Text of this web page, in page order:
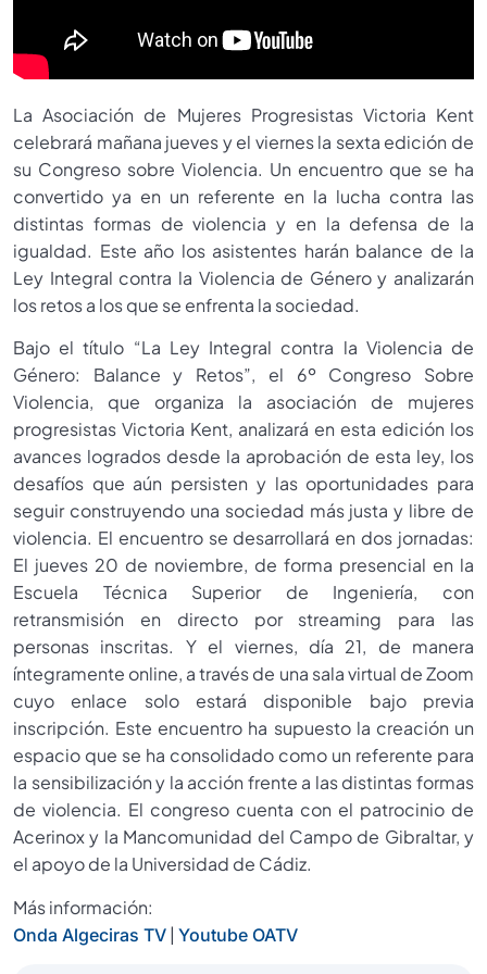
La Asociación de Mujeres Progresistas Victoria Kent
celebrará mañana jueves y el viernes la sexta edición de
su Congreso sobre Violencia. Un encuentro que se ha
convertido ya en un referente en la lucha contra las
distintas formas de violencia y en la defensa de la
igualdad. Este año los asistentes harán balance de la
Ley Integral contra la Violencia de Género y analizarán
los retos a los que se enfrenta la sociedad.
Bajo el título “La Ley Integral contra la Violencia de
Género: Balance y Retos”, el 6º Congreso Sobre
Violencia, que organiza la asociación de mujeres
progresistas Victoria Kent, analizará en esta edición los
avances logrados desde la aprobación de esta ley, los
desafíos que aún persisten y las oportunidades para
seguir construyendo una sociedad más justa y libre de
violencia. El encuentro se desarrollará en dos jornadas:
El jueves 20 de noviembre, de forma presencial en la
Escuela Técnica Superior de Ingeniería, con
retransmisión en directo por streaming para las
personas inscritas. Y el viernes, día 21, de manera
íntegramente online, a través de una sala virtual de Zoom
cuyo enlace solo estará disponible bajo previa
inscripción. Este encuentro ha supuesto la creación un
espacio que se ha consolidado como un referente para
la sensibilización y la acción frente a las distintas formas
de violencia. El congreso cuenta con el patrocinio de
Acerinox y la Mancomunidad del Campo de Gibraltar, y
el apoyo de la Universidad de Cádiz.
Más información:
Onda Algeciras TV | Youtube OATV